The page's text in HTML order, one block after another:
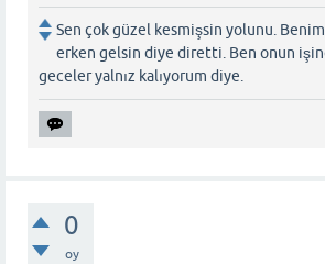
Sen çok güzel kesmişsin yolunu.
erken gelsin diye diretti. Ben onun
geceler yalnız kalıyorum diye.
0
oy